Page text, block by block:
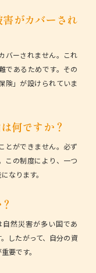
がカバーされ
バーされません。これ
であるためです。その
険」が設けられていま
何ですか？
とができません。必ず
この制度により、一つ
なります。
然災害が多い国であ
したがって、自分の資
要です。